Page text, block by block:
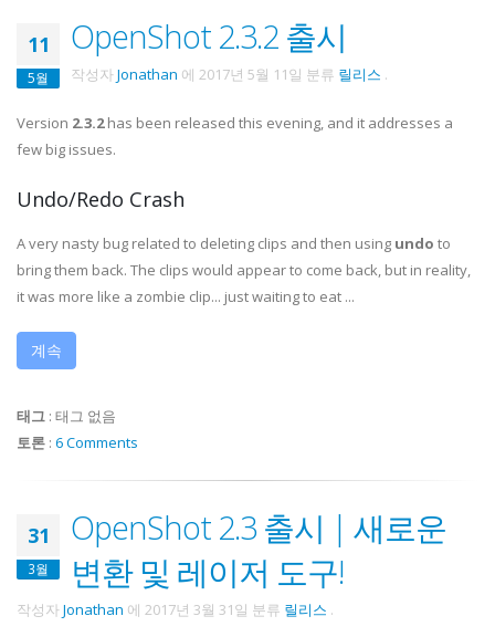
11
5월
OpenShot 2.3.2 출시
작성자Jonathan 에 2017년 5월 11일 분류 릴리스 .
Version 2.3.2has been released this evening, and it addresses a
few big issues.
Undo/Redo Crash
A very nasty bug related to deleting clips and then using undo to
bring them back. The clips would appear to come back, but in reality,
it was more like a zombie clip... just waiting to eat ...
계속
태그 : 태그 없음
토론 : 6 Comments
31
3월
OpenShot 2.3 출시 | 새로운
변환 및 레이저 도구!
작성자Jonathan 에 2017년 3월 31일 분류 릴리스 .